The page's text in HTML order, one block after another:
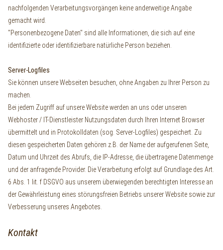
nachfolgenden Verarbeitungsvorgängen keine anderweitige Angabe
gemacht wird.
"Personenbezogene Daten" sind alle Informationen, die sich auf eine
identifizierte oder identifizierbare natürliche Person beziehen.
Server-Logfiles
Sie können unsere Webseiten besuchen, ohne Angaben zu Ihrer Person zu
machen.
Bei jedem Zugriff auf unsere Website werden an uns oder unseren
Webhoster / IT-Dienstleister Nutzungsdaten durch Ihren Internet Browser
übermittelt und in Protokolldaten (sog. Server-Logfiles) gespeichert. Zu
diesen gespeicherten Daten gehören z.B. der Name der aufgerufenen Seite,
Datum und Uhrzeit des Abrufs, die IP-Adresse, die übertragene Datenmenge
und der anfragende Provider. Die Verarbeitung erfolgt auf Grundlage des Art.
6 Abs. 1 lit. f DSGVO aus unserem überwiegenden berechtigten Interesse an
der Gewährleistung eines störungsfreien Betriebs unserer Website sowie zur
Verbesserung unseres Angebotes.
Kontakt